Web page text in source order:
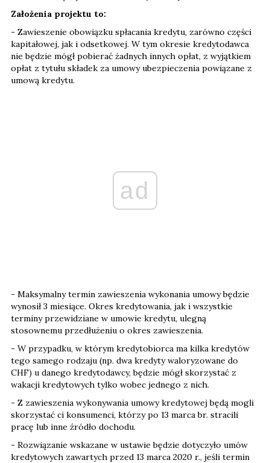
Założenia projektu to:
- Zawieszenie obowiązku spłacania kredytu, zarówno części
kapitałowej, jak i odsetkowej. W tym okresie kredytodawca
nie będzie mógł pobierać żadnych innych opłat, z wyjątkiem
opłat z tytułu składek za umowy ubezpieczenia powiązane z
umową kredytu.
ad
- Maksymalny termin zawieszenia wykonania umowy będzie
wynosił 3 miesiące. Okres kredytowania, jak i wszystkie
terminy przewidziane w umowie kredytu, ulegną
stosownemu przedłużeniu o okres zawieszenia.
- W przypadku, w którym kredytobiorca ma kilka kredytów
tego samego rodzaju (np. dwa kredyty waloryzowane do
CHF) u danego kredytodawcy, będzie mógł skorzystać z
wakacji kredytowych tylko wobec jednego z nich.
- Z zawieszenia wykonywania umowy kredytowej będą mogli
skorzystać ci konsumenci, którzy po 13 marca br. stracili
pracę lub inne źródło dochodu.
- Rozwiązanie wskazane w ustawie będzie dotyczyło umów
kredytowych zawartych przed 13 marca 2020 r., jeśli termin